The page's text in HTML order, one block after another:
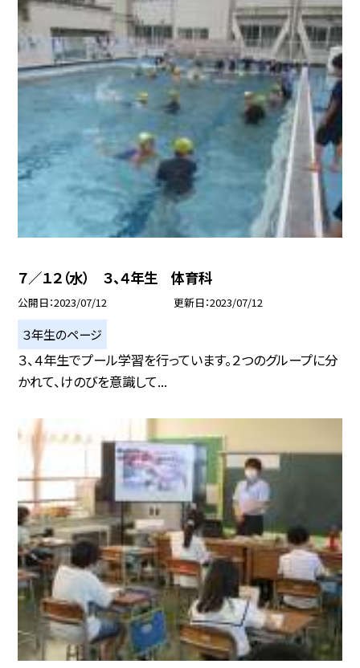
７／１２（水） ３、４年生 体育科
公開日 2023/07/12 更新日 2023/07/12
３年生のページ
３、４年生でプール学習を行っています。２つのグループに分
かれて、けのびを意識して...